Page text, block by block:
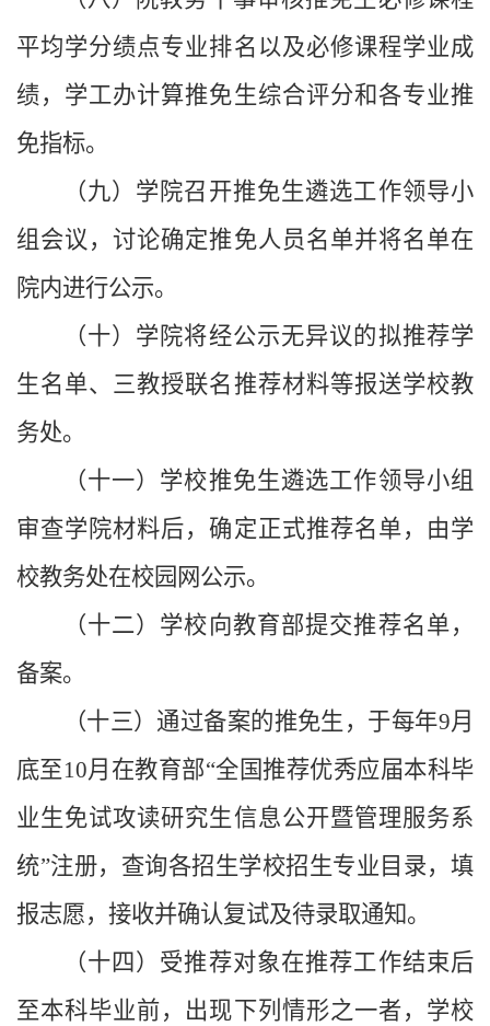
平均学分绩点专业排名以及必修课程学业成
绩，学工办计算推免生综合评分和各专业推
免指标。
（九）学院召开推免生遴选工作领导小
组会议，讨论确定推免人员名单并将名单在
院内进行公示。
（十）学院将经公示无异议的拟推荐学
生名单、三教授联名推荐材料等报送学校教
务处。
（十一）学校推免生遴选工作领导小组
审查学院材料后，确定正式推荐名单，由学
校教务处在校园网公示。
（十二）学校向教育部提交推荐名单，
备案。
（十三）通过备案的推免生，于每年9月
底至10月在教育部“全国推荐优秀应届本科毕
业生免试攻读研究生信息公开暨管理服务系
统”注册，查询各招生学校招生专业目录，填
报志愿，接收并确认复试及待录取通知。
（十四）受推荐对象在推荐工作结束后
至本科毕业前，出现下列情形之一者，学校